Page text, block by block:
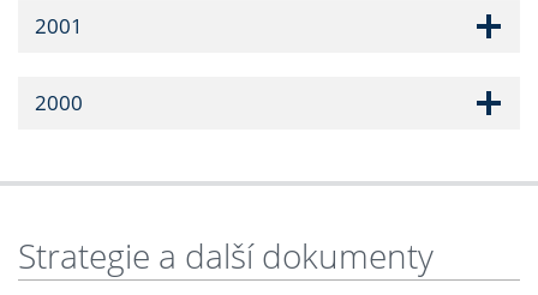
2001
2000
Strategie a další dokumenty